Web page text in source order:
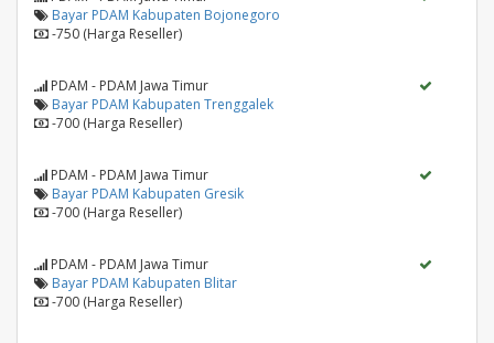
Bayar PDAM Kabupaten Bojonegoro
-750 (Harga Reseller)
PDAM - PDAM Jawa Timur
Bayar PDAM Kabupaten Trenggalek
-700 (Harga Reseller)
PDAM - PDAM Jawa Timur
Bayar PDAM Kabupaten Gresik
-700 (Harga Reseller)
PDAM - PDAM Jawa Timur
Bayar PDAM Kabupaten Blitar
-700 (Harga Reseller)